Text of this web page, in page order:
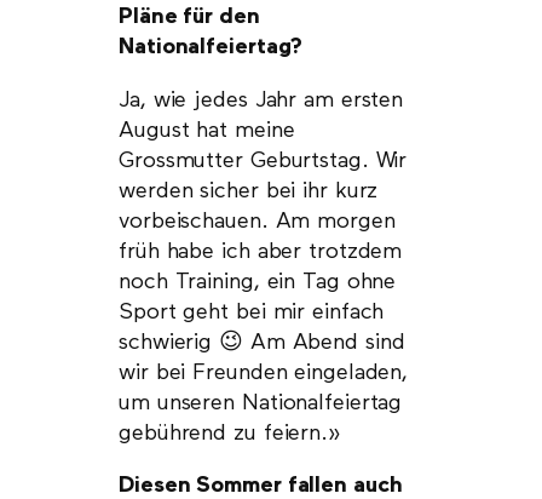
Pläne für den
Nationalfeiertag?
Ja, wie jedes Jahr am ersten
August hat meine
Grossmutter Geburtstag. Wir
werden sicher bei ihr kurz
vorbeischauen. Am morgen
früh habe ich aber trotzdem
noch Training, ein Tag ohne
Sport geht bei mir einfach
schwierig 😉 Am Abend sind
wir bei Freunden eingeladen,
um unseren Nationalfeiertag
gebührend zu feiern.»
Diesen Sommer fallen auch